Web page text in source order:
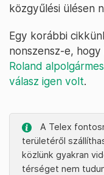
közgyűlési ülésen
Egy korábbi
nonszensz-e,
Roland
válasz igen volt.
A Telex
területéről
közlünk gyakran
térséget nem